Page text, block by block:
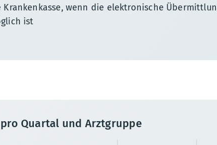
Krankenkasse, wenn die elektronische
ist
Quartal und Arztgruppe